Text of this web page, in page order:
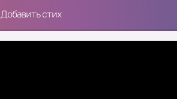
Добавить стих